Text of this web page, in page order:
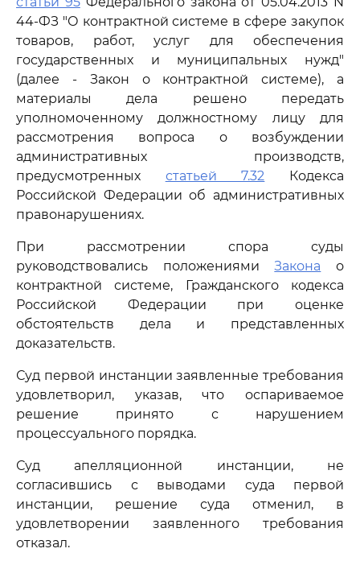
44-ФЗ "О контрактной системе в сфере закупок
товаров, работ, услуг для обеспечения
государственных и муниципальных нужд"
(далее - Закон о контрактной системе), а
материалы дела решено передать
уполномоченному должностному лицу для
рассмотрения вопроса о возбуждении
административных производств,
предусмотренных статьей 7.32 Кодекса
Российской Федерации об административных
правонарушениях.
При рассмотрении спора суды
руководствовались положениямиЗакона о
контрактной системе, Гражданского кодекса
Российской Федерации при оценке
обстоятельств дела и представленных
доказательств.
Суд первой инстанции заявленные требования
удовлетворил, указав, что оспариваемое
решение принято с нарушением
процессуального порядка.
Суд апелляционной инстанции, не
согласившись с выводами суда первой
инстанции, решение суда отменил, в
удовлетворении заявленного требования
отказал.